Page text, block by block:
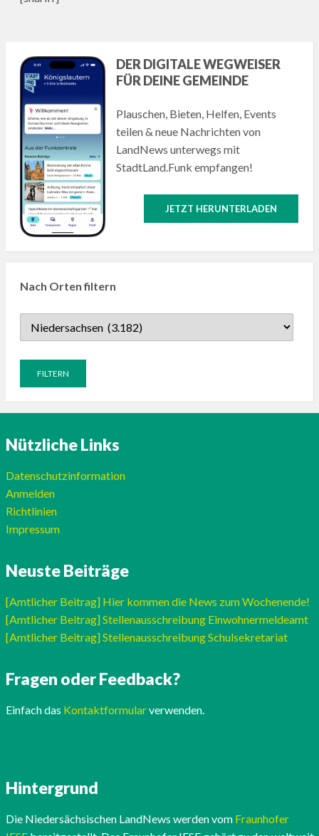
DER DIGITALE WEGWEISER
FÜR DEINE GEMEINDE
Plauschen, Bieten, Helfen, Events
teilen & neue Nachrichten von
LandNews unterwegs mit
StadtLand.Funk empfangen!
JETZT HERUNTERLADEN
Nach Orten filtern
Nützliche Links
Datenschutzinformation
Anmelden
Richtlinien
Impressum
Neuste Beiträge
[Amtlicher Beitrag] Hier kommen die News zum Wochenende!
[Amtlicher Beitrag] Stellenausschreibung Einwohnermeldeamt
[Amtlicher Beitrag] Stellenausschreibung Schulsekretariat
Fragen oder Feedback?
Einfach das Kontaktformularverwenden.
Hintergrund
Die Niedersächsischen LandNews werden vom Fraunhofer